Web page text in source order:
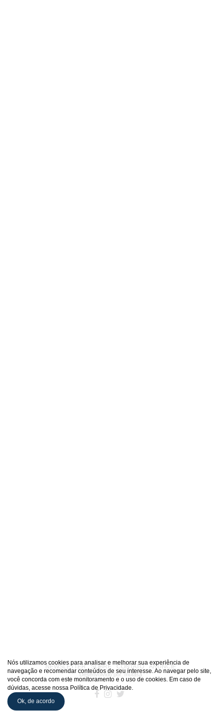
NEWSLETTER SOBRE CONTATO ANUNCIE
Desenvolvido por:mufasa
Nós utilizamos cookies para analisar e melhorar sua experiência de
navegação e recomendar conteúdos de seu interesse. Ao navegar pelo site,
você concorda com este monitoramento e o uso de cookies. Em caso de
dúvidas, acesse nossa Política de Privacidade.
Ok, de acordo